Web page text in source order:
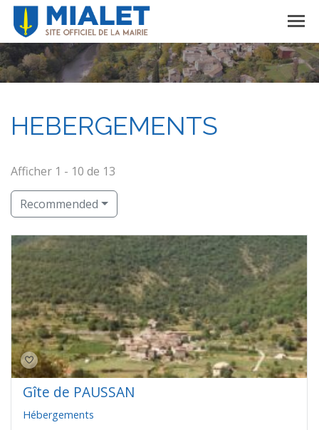
HEBERGEMENTS
Afficher 1 - 10 de 13
Recommended
Gîte de PAUSSAN
Hébergements